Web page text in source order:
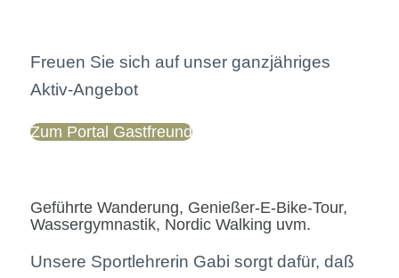
Freuen Sie sich auf unser ganzjähriges
Aktiv-Angebot
Zum Portal Gastfreund
Geführte Wanderung, Genießer-E-Bike-Tour,
Wassergymnastik, Nordic Walking uvm.
Unsere Sportlehrerin Gabi sorgt dafür, daß